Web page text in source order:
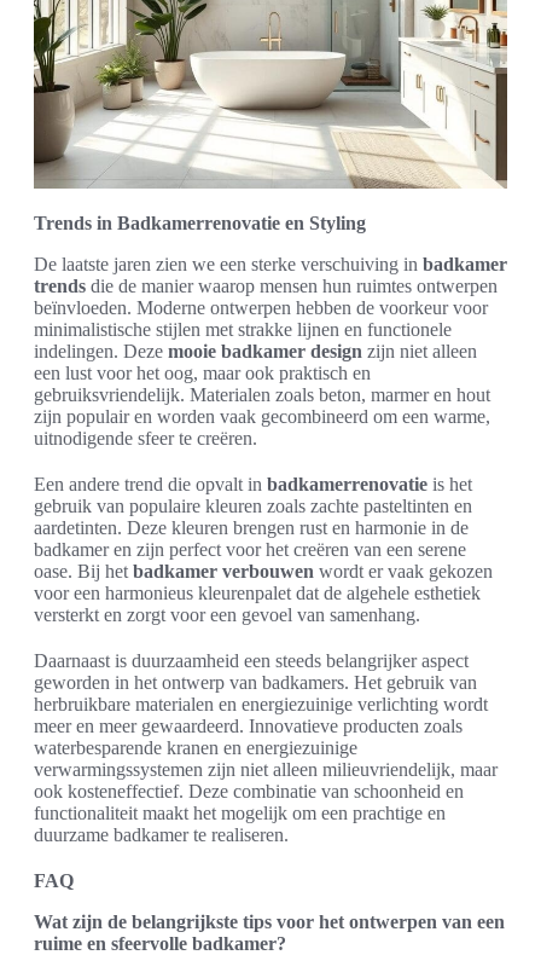
Trends in Badkamerrenovatie en Styling
De laatste jaren zien we een sterke verschuiving in badkamer
trends die de manier waarop mensen hun ruimtes ontwerpen
beïnvloeden. Moderne ontwerpen hebben de voorkeur voor
minimalistische stijlen met strakke lijnen en functionele
indelingen. Deze mooie badkamer design zijn niet alleen
een lust voor het oog, maar ook praktisch en
gebruiksvriendelijk. Materialen zoals beton, marmer en hout
zijn populair en worden vaak gecombineerd om een warme,
uitnodigende sfeer te creëren.
Een andere trend die opvalt in badkamerrenovatie is het
gebruik van populaire kleuren zoals zachte pasteltinten en
aardetinten. Deze kleuren brengen rust en harmonie in de
badkamer en zijn perfect voor het creëren van een serene
oase. Bij het badkamer verbouwen wordt er vaak gekozen
voor een harmonieus kleurenpalet dat de algehele esthetiek
versterkt en zorgt voor een gevoel van samenhang.
Daarnaast is duurzaamheid een steeds belangrijker aspect
geworden in het ontwerp van badkamers. Het gebruik van
herbruikbare materialen en energiezuinige verlichting wordt
meer en meer gewaardeerd. Innovatieve producten zoals
waterbesparende kranen en energiezuinige
verwarmingssystemen zijn niet alleen milieuvriendelijk, maar
ook kosteneffectief. Deze combinatie van schoonheid en
functionaliteit maakt het mogelijk om een prachtige en
duurzame badkamer te realiseren.
FAQ
Wat zijn de belangrijkste tips voor het ontwerpen van een
ruime en sfeervolle badkamer?